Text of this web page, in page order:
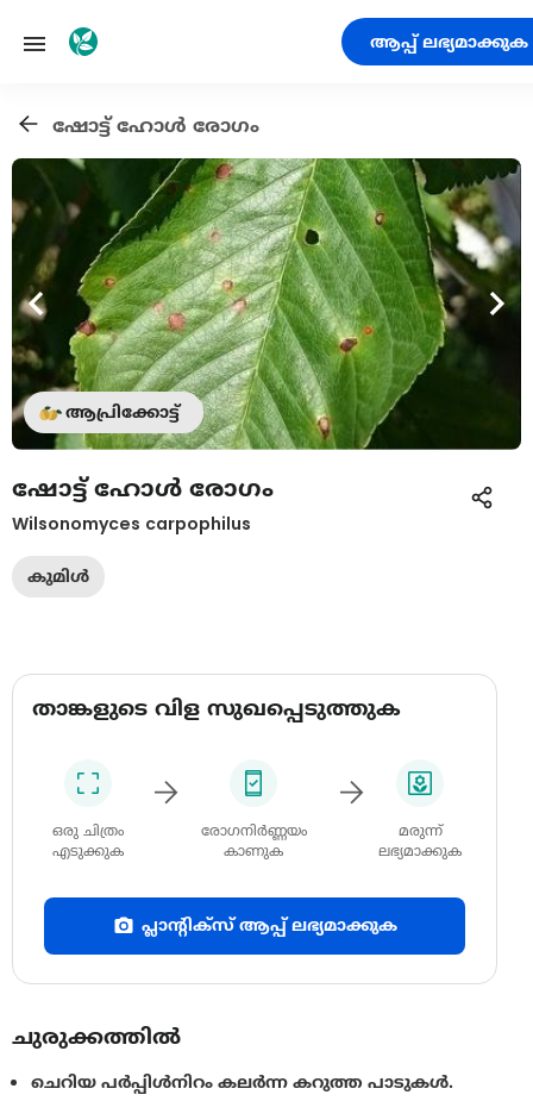
ആപ്പ് ലഭ്യമാക്കുക
ഷോട്ട് ഹോൾ രോഗം
ആപ്രിക്കോട്ട്
ഷോട്ട് ഹോൾ രോഗം
Wilsonomyces carpophilus
കുമിൾ
താങ്കളുടെ വിള സുഖപ്പെടുത്തുക
ഒരു ചിത്രം
എടുക്കുക
രോഗനിർണ്ണയം
കാണുക
മരുന്ന്
ലഭ്യമാക്കുക
പ്ലാന്റിക്സ് ആപ്പ് ലഭ്യമാക്കുക
ചുരുക്കത്തിൽ
ചെറിയ പർപ്പിൾനിറം കലർന്ന കറുത്ത പാടുകൾ.